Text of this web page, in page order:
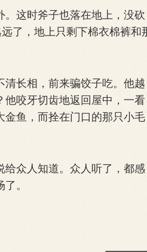
这时斧子也落在地上，没砍
了，地上只剩下棉衣棉裤和
长相，前来骗饺子吃。他越
咬牙切齿地返回屋中，一看
鱼，而拴在门口的那只小毛
众人知道。众人听了，都感
。